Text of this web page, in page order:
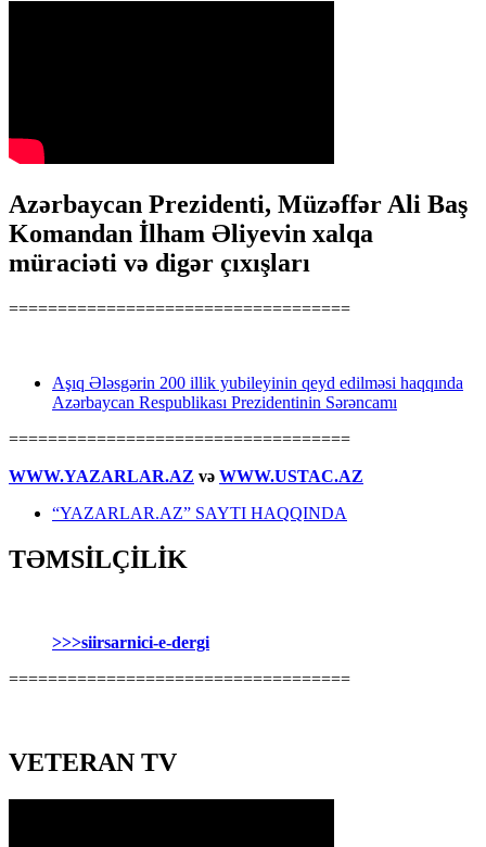
Azərbaycan Prezidenti, Müzəffər Ali Baş
Komandan İlham Əliyevin xalqa
müraciəti və digər çıxışları
===================================
Aşıq Ələsgərin 200 illik yubileyinin qeyd edilməsi haqqında
Azərbaycan Respublikası Prezidentinin Sərəncamı
===================================
WWW.YAZARLAR.AZ və WWW.USTAC.AZ
“YAZARLAR.AZ” SAYTI HAQQINDA
TƏMSİLÇİLİK
>>>siirsarnici-e-dergi
===================================
VETERAN TV